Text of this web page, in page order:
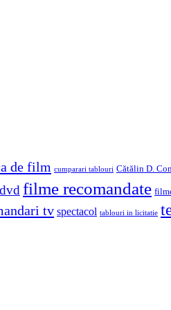
de film cumparari tablouri Cătălin D.
filme recomandate
tv spectacol tablouri in licitatie